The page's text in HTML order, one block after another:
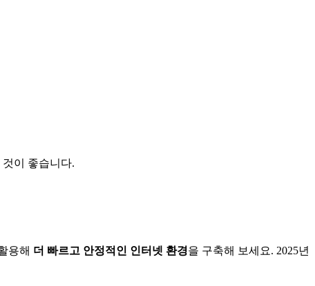
이 좋습니다.
용해 더 빠르고 안정적인 인터넷 환경을 구축해 보세요. 2025년